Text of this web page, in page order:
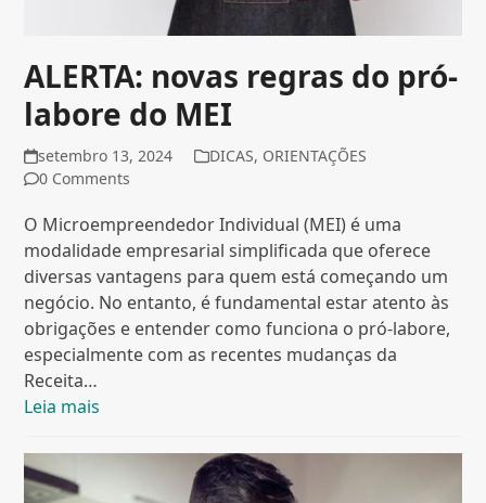
ALERTA: novas regras do pró-
labore do MEI
setembro 13, 2024 DICAS, ORIENTAÇÕES
0 Comments
O Microempreendedor Individual (MEI) é uma
modalidade empresarial simplificada que oferece
diversas vantagens para quem está começando um
negócio. No entanto, é fundamental estar atento às
obrigações e entender como funciona o pró-labore,
especialmente com as recentes mudanças da
Receita…
Leia mais